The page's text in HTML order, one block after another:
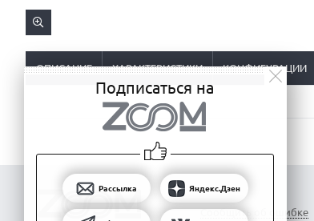
ОПИСАНИЕ ХАРАКТЕРИСТИКИ КОНФИГУРАЦИИ
Сообщить об ошибке
Подписаться на
Рассылка Яндекс.Дзен